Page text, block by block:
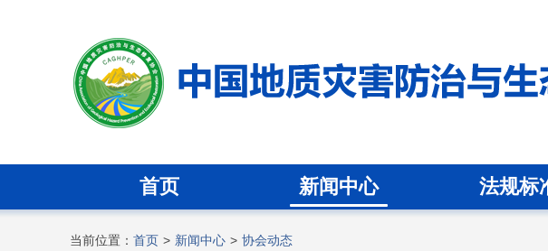
首页 新闻中心 法规标
当前位置： 首页 > 新闻中心 > 协会动态